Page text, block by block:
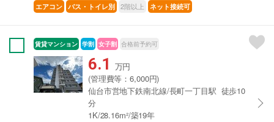
エアコン バス・トイレ別 2階以上 ネット接続可
賃貸マンション 学割 女子割 合格前予約可
6.1 万円
(管理費等：6,000円)
仙台市営地下鉄南北線/長町一丁目駅 徒歩10
分
1K/28.16m²/築19年